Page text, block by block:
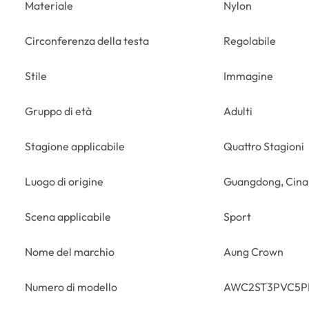
Materiale Nylon
Circonferenza della testa Regolabile
Stile Immagine
Gruppo di età Adulti
Stagione applicabile Quattro Stagioni
Luogo di origine Guangdong, Cina
Scena applicabile Sport
Nome del marchio Aung Crown
Numero di modello